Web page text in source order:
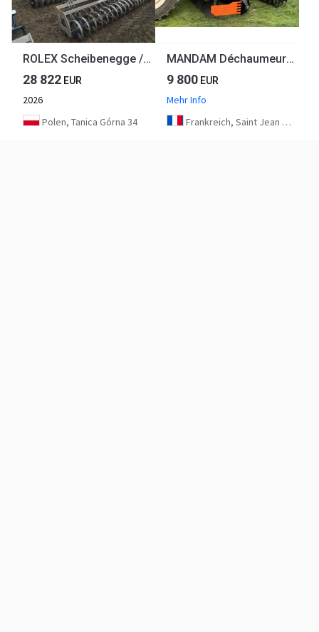
ROLEX Scheibenegge / Hydraulic discs harrow / Dechaumeur à disques / Erpice a dischi / Grada de discos / Дисковая борона / Brona talerzowa 5 m
28 822 EUR
2026
Polen, Tanica Górna 34
MANDAM Déchaumeur à disques GAL-TAL
9 800 EUR
Mehr Info
Frankreich, Saint Jean d'Angély